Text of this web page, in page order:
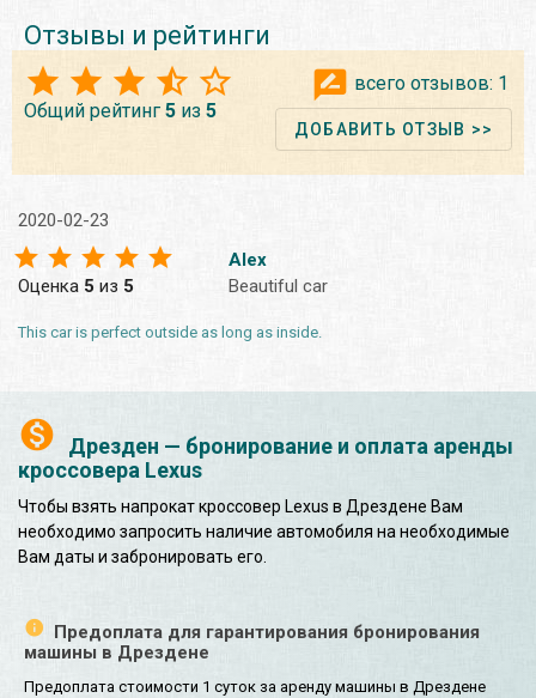
Дрезден — бронирование и оплата аренды
кроссовера Lexus
Чтобы взять напрокат кроссовер Lexus в Дрездене Вам
необходимо запросить наличие автомобиля на необходимые
Вам даты и забронировать его.
Предоплата для гарантирования бронирования
машины в Дрездене
Предоплата стоимости 1 суток за аренду машины в Дрездене
Отзывы и рейтинги
Общий рейтинг 5 из 5
всего отзывов: 1
ДОБАВИТЬ ОТЗЫВ >>
2020-02-23
Оценка 5 из 5
Alex
Beautiful car
This car is perfect outside as long as inside.